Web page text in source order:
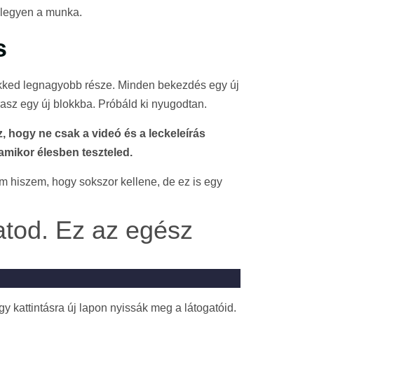
a munka.
legnagyobb része. Minden bekezdés egy új
egy új blokkba. Próbáld ki nyugodtan.
hogy ne csak a videó és a leckeleírás
élesben teszteled.
hiszem, hogy sokszor kellene, de ez is egy
Ez az egész
kattintásra új lapon nyissák meg a látogatóid.